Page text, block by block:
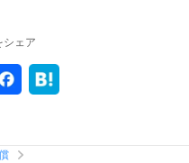
シェア